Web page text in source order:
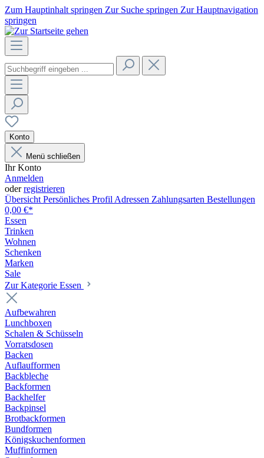
Zum Hauptinhalt springen Zur Suche springen Zur Hauptnavigation
springen
Konto
Menü schließen
Ihr Konto
Anmelden
oderregistrieren
Übersicht Persönliches Profil Adressen Zahlungsarten Bestellungen
0,00 €*
Essen
Trinken
Wohnen
Schenken
Marken
Sale
Zur Kategorie Essen
Aufbewahren
Lunchboxen
Schalen & Schüsseln
Vorratsdosen
Backen
Auflaufformen
Backbleche
Backformen
Backhelfer
Backpinsel
Brotbackformen
Bundformen
Königskuchenformen
Muffinformen